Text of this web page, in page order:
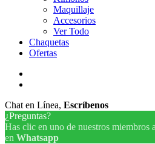
Maquillaje
Accesorios
Ver Todo
Chaquetas
Ofertas
Chat en Línea, Escríbenos
¿Preguntas?
Has clic en uno de nuestros miembros
en Whatsapp